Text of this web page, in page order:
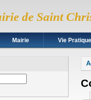
de Saint
Mairie Vie Pratique